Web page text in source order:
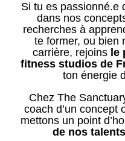
Si tu es passionné.e
dans nos
recherches à
te former, ou bien
carrière, rejoins le
fitness studios de
ton énergie
Chez The
coach d’un concept
mettons un point
de nos talents